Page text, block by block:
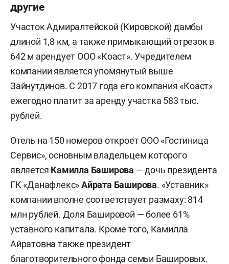
другие
Участок Адмиралтейской (Кировской) дамбы
длиной 1,8 км, а также примыкающий отрезок в
642 м арендует ООО «Коаст». Учредителем
компании является упомянутый выше
Зайнутдинов. С 2017 года его компания «Коаст»
ежегодно платит за аренду участка 583 тыс.
рублей.
Отель на 150 номеров откроет ООО «Гостиница
Сервис», основным владельцем которого
является Камилла Баширова — дочь президента
ГК «Данафлекс»Айрата Баширова. «Уставник»
компании вполне соответствует размаху: 814
млн рублей. Доля Башировой — более 61%
уставного капитала. Кроме того, Камилла
Айратовна также президент
благотворительного фонда семьи Башировых.